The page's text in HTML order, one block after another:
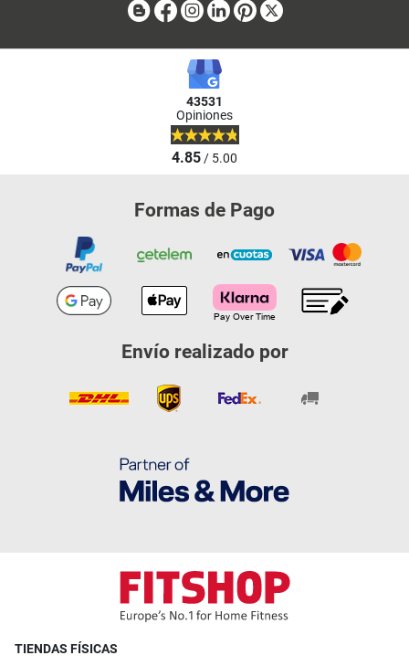
BlogFacebook
Instagram
LinkedinPinterest
43531
Opiniones
4.85/ 5.00
Formas de Pago
Envío realizado por
TIENDAS FÍSICAS